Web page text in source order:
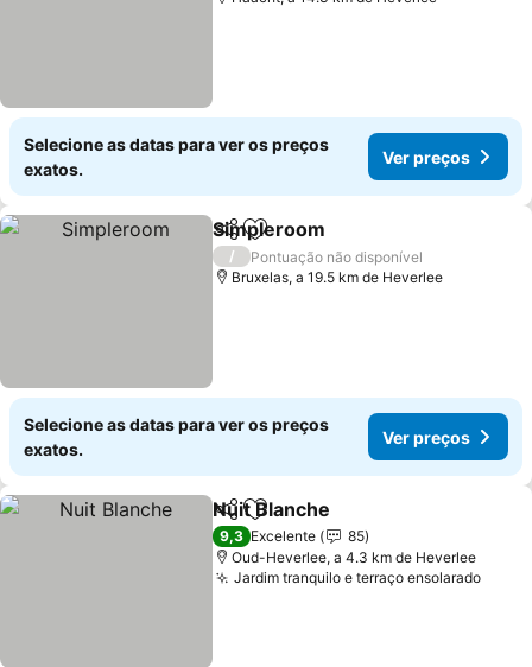
Selecione as datas para ver os preços
exatos.
Ver preços
PartilharAdicionar aos favoritos
Simpleroom
/
Pontuação não disponível
Bruxelas, a 19.5 km de Heverlee
Selecione as datas para ver os preços
exatos.
Ver preços
PartilharAdicionar aos favoritos
Nuit Blanche
9,3 Excelente
85
Oud-Heverlee, a 4.3 km de Heverlee
Jardim tranquilo e terraço ensolaradoVer